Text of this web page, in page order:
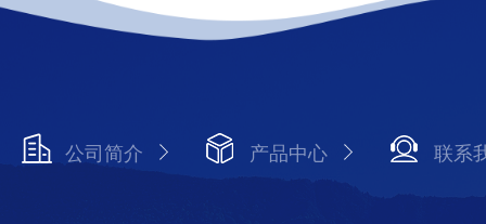
公司简介 产品中心 联系